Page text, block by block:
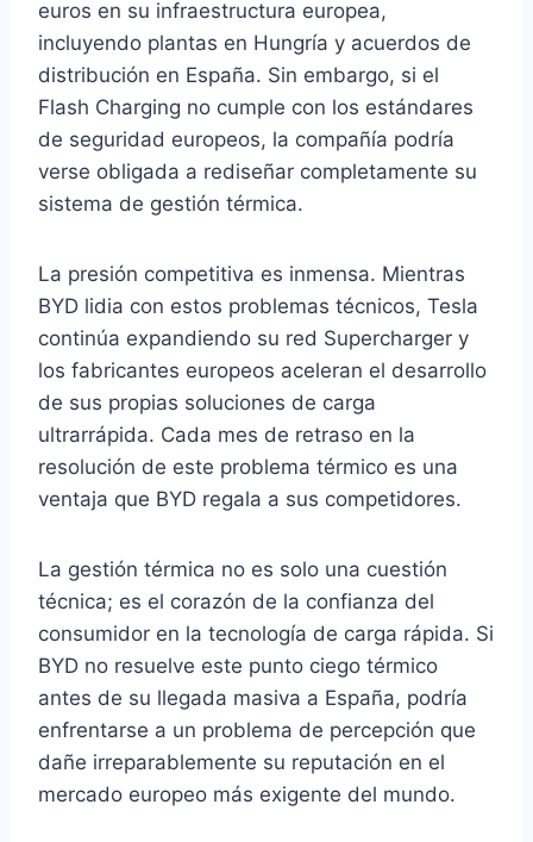
euros en su infraestructura europea,
incluyendo plantas en Hungría y acuerdos de
distribución en España. Sin embargo, si el
Flash Charging no cumple con los estándares
de seguridad europeos, la compañía podría
verse obligada a rediseñar completamente su
sistema de gestión térmica.
La presión competitiva es inmensa. Mientras
BYD lidia con estos problemas técnicos, Tesla
continúa expandiendo su red Supercharger y
los fabricantes europeos aceleran el desarrollo
de sus propias soluciones de carga
ultrarrápida. Cada mes de retraso en la
resolución de este problema térmico es una
ventaja que BYD regala a sus competidores.
La gestión térmica no es solo una cuestión
técnica; es el corazón de la confianza del
consumidor en la tecnología de carga rápida. Si
BYD no resuelve este punto ciego térmico
antes de su llegada masiva a España, podría
enfrentarse a un problema de percepción que
dañe irreparablemente su reputación en el
mercado europeo más exigente del mundo.